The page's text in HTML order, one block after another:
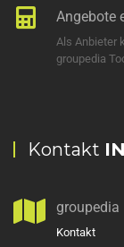
Angebote
Als Anbieter
groupedia
Kontakt
groupedia
Kontakt